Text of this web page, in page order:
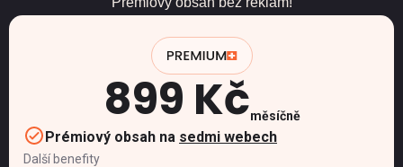
899 Kčměsíčně
Prémiový obsah na sedmi webech
Další benefity